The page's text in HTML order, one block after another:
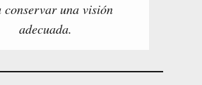
conservar una visión
adecuada.